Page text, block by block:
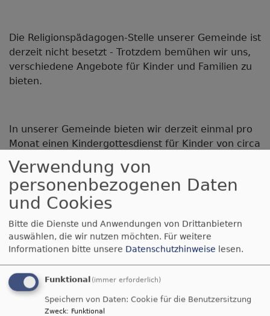
Die Religionspädagogen-Stelle unserer Gemeinde ist
derzeit nicht besetzt - Trotzdem bemühen wir uns,
verschiedene Angebote für Kinder und Familien zu
bieten.
In unserer Gemeinde bieten wir derzeit einmal pro
Monat einen Kindergottesdienst für Kinder von circa
3-7 Jahren an. Hier gibt´s eine Bibelgeschichte zu
hören, es wird gesungen, gebastelt und gesnackt.
Mamas und Papas sind ebenfalls herzlich
willkommen! Die Kindergottesdienste dauern circa 1
Außerdem gibt es immer wieder einzelne Aktionen
und Tage für ältere Kinder im Grundschulalter, z.B.
den Kinderbibeltag, Familiengottesdienste zu
Weihnachten und in der Osterzeit, usw.
Verwendung von
personenbezogenen Daten
und Cookies
Bitte die Dienste und Anwendungen von Drittanbietern
auswählen, die wir nutzen möchten. Für weitere
Informationen bitte unsere Datenschutzhinweise lesen.
Funktional (immer erforderlich)
Speichern von Daten: Cookie für die Benutzersitzung
Zweck: Funktional